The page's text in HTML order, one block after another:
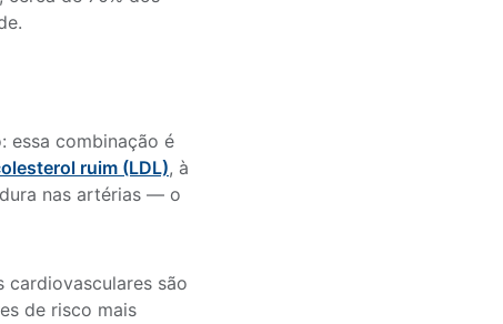
essa combinação é
ruim (LDL), à
nas artérias — o
cardiovasculares são
de risco mais